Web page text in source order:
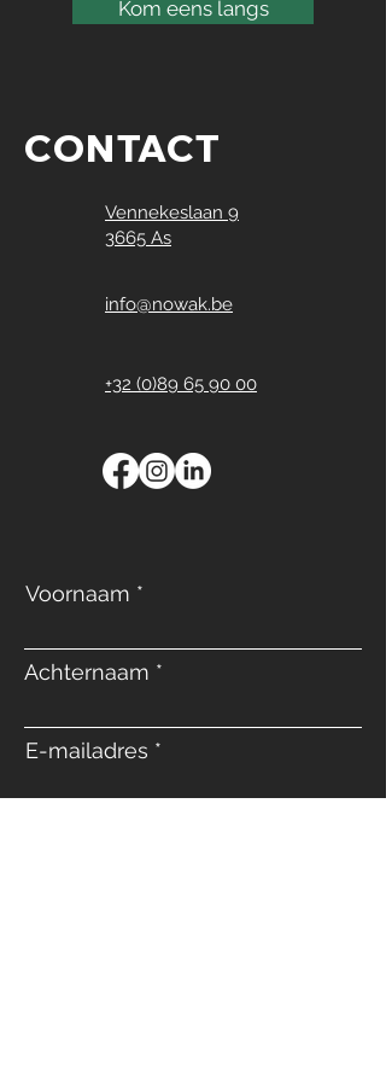
Kom eens langs
CONTACT
Vennekeslaan 9
3665 As
info@nowak.be
+32 (0)89 65 90 00
Voornaam
Achternaam
E-mailadres